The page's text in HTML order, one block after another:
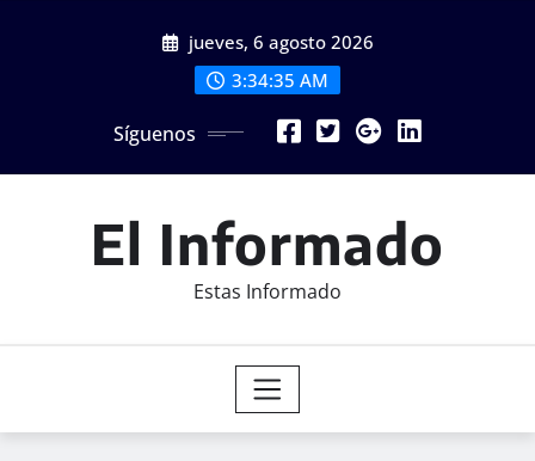
jueves, 6 agosto 2026
3:34:37 AM
Síguenos
El Informado
Estas Informado